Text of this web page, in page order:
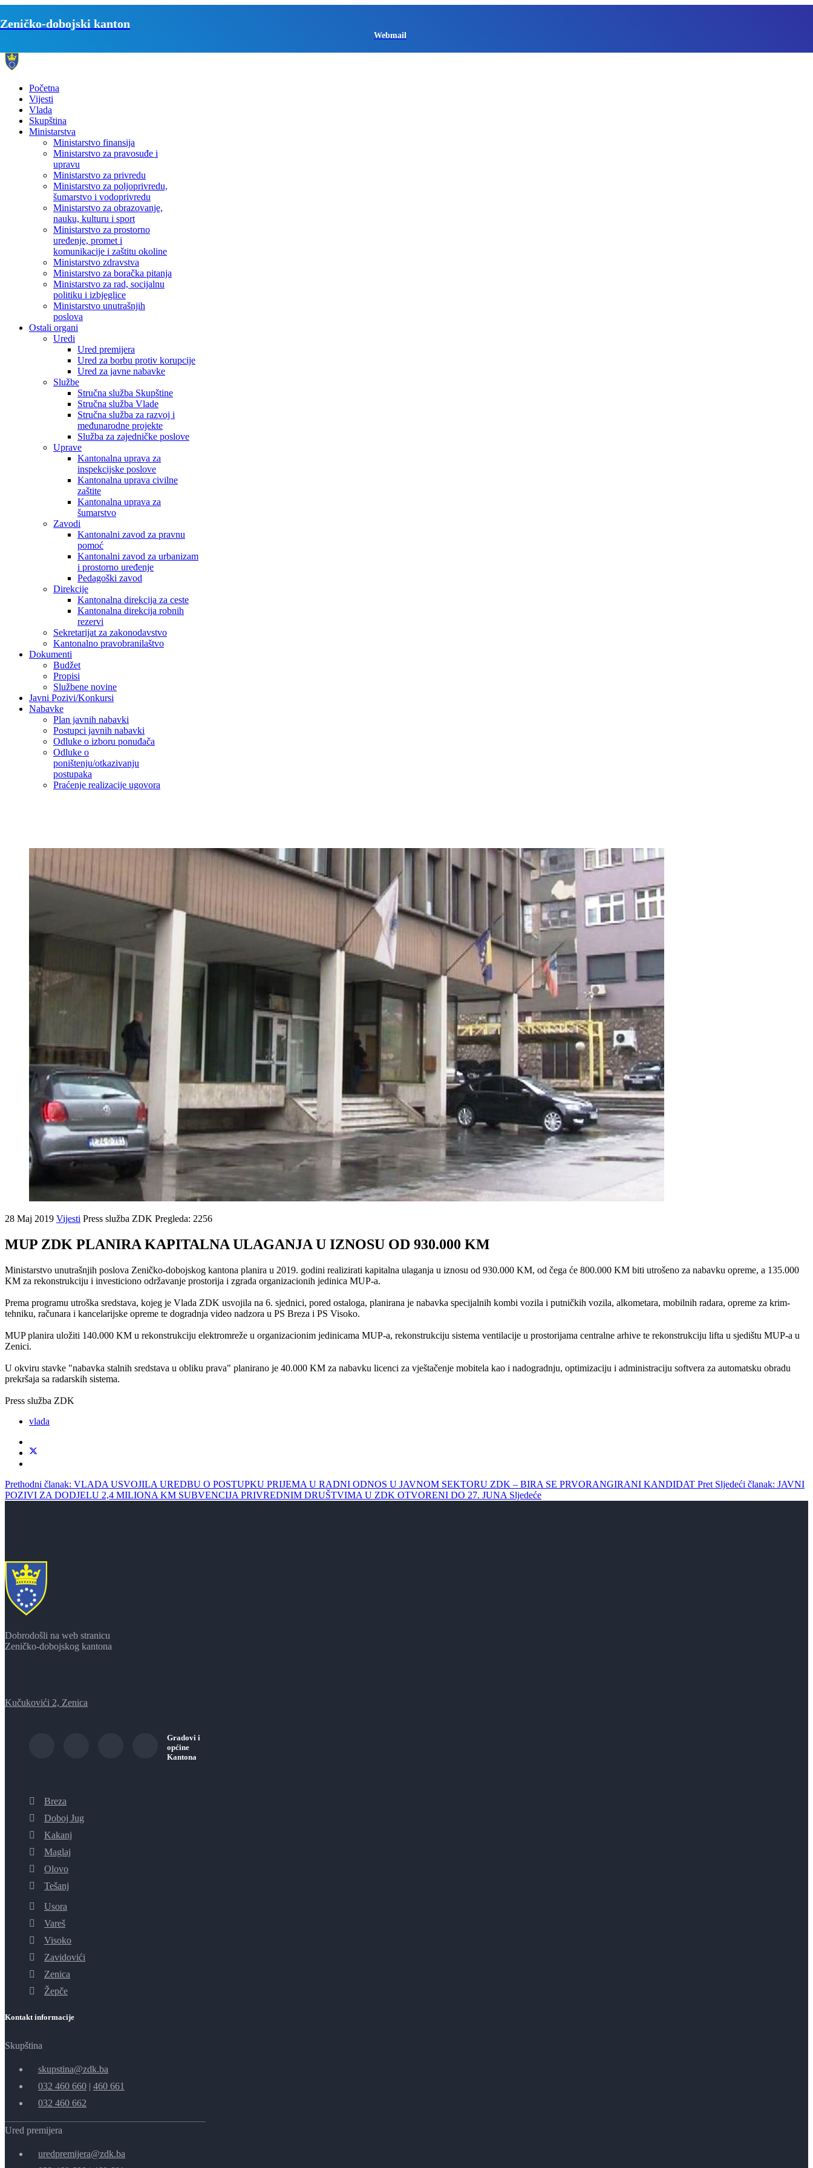
Zeničko-dobojski kanton
Webmail
Početna
Vijesti
Vlada
Skupština
Ministarstva
Ministarstvo finansija
Ministarstvo za pravosuđe i
upravu
Ministarstvo za privredu
Ministarstvo za poljoprivredu,
šumarstvo i vodoprivredu
Ministarstvo za obrazovanje,
nauku, kulturu i sport
Ministarstvo za prostorno
uređenje, promet i
komunikacije i zaštitu okoline
Ministarstvo zdravstva
Ministarstvo za boračka pitanja
Ministarstvo za rad, socijalnu
politiku i izbjeglice
Ministarstvo unutrašnjih
poslova
Ostali organi
Uredi
Ured premijera
Ured za borbu protiv korupcije
Ured za javne nabavke
Službe
Stručna služba Skupštine
Stručna služba Vlade
Stručna služba za razvoj i
međunarodne projekte
Služba za zajedničke poslove
Uprave
Kantonalna uprava za
inspekcijske poslove
Kantonalna uprava civilne
zaštite
Kantonalna uprava za
šumarstvo
Zavodi
Kantonalni zavod za pravnu
pomoć
Kantonalni zavod za urbanizam
i prostorno uređenje
Pedagoški zavod
Direkcije
Kantonalna direkcija za ceste
Kantonalna direkcija robnih
rezervi
Sekretarijat za zakonodavstvo
Kantonalno pravobranilaštvo
Dokumenti
Budžet
Propisi
Službene novine
Javni Pozivi/Konkursi
Nabavke
Plan javnih nabavki
Postupci javnih nabavki
Odluke o izboru ponuđača
Odluke o
poništenju/otkazivanju
postupaka
Praćenje realizacije ugovora
28 Maj 2019 Vijesti Press služba ZDK Pregleda: 2256
MUP ZDK PLANIRA KAPITALNA ULAGANJA U IZNOSU OD 930.000 KM
Ministarstvo unutrašnjih poslova Zeničko-dobojskog kantona planira u 2019. godini realizirati kapitalna ulaganja u iznosu od 930.000 KM, od čega će 800.000 KM biti utrošeno za nabavku opreme, a 135.000
KM za rekonstrukciju i investiciono održavanje prostorija i zgrada organizacionih jedinica MUP-a.
Prema programu utroška sredstava, kojeg je Vlada ZDK usvojila na 6. sjednici, pored ostaloga, planirana je nabavka specijalnih kombi vozila i putničkih vozila, alkometara, mobilnih radara, opreme za krim-
tehniku, računara i kancelarijske opreme te dogradnja video nadzora u PS Breza i PS Visoko.
MUP planira uložiti 140.000 KM u rekonstrukciju elektromreže u organizacionim jedinicama MUP-a, rekonstrukciju sistema ventilacije u prostorijama centralne arhive te rekonstrukciju lifta u sjedištu MUP-a u
Zenici.
U okviru stavke "nabavka stalnih sredstava u obliku prava" planirano je 40.000 KM za nabavku licenci za vještačenje mobitela kao i nadogradnju, optimizaciju i administraciju softvera za automatsku obradu
prekršaja sa radarskih sistema.
Press služba ZDK
vlada
Prethodni članak: VLADA USVOJILA UREDBU O POSTUPKU PRIJEMA U RADNI ODNOS U JAVNOM SEKTORU ZDK – BIRA SE PRVORANGIRANI KANDIDAT Pret Sljedeći članak: JAVNI
POZIVI ZA DODJELU 2,4 MILIONA KM SUBVENCIJA PRIVREDNIM DRUŠTVIMA U ZDK OTVORENI DO 27. JUNA Sljedeće
Dobrodošli na web stranicu
Zeničko-dobojskog kantona
Kučukovići 2, Zenica
Gradovi i
općine
Kantona
Breza
Doboj Jug
Kakanj
Maglaj
Olovo
Tešanj
Usora
Vareš
Visoko
Zavidovići
Zenica
Žepče
Kontakt informacije
Skupština
skupstina@zdk.ba
032 460 660 | 460 661
032 460 662
Ured premijera
uredpremijera@zdk.ba